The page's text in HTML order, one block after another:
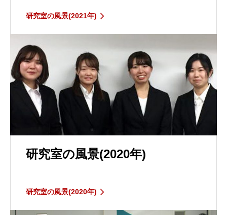
研究室の風景(2021年)
研究室の風景(2020年)
研究室の風景(2020年)